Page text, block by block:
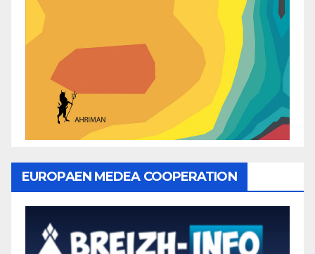
EUROPAEN MEDEA COOPERATION